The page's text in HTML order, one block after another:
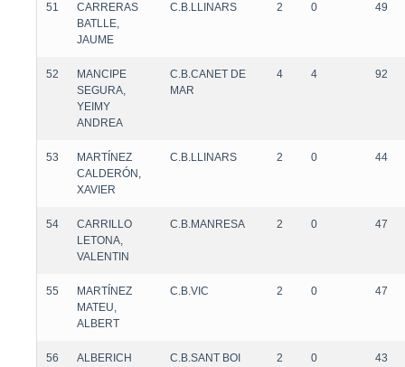
51
CARRERAS
BATLLE,
JAUME
C.B.LLINARS 2 0 49
52
MANCIPE
SEGURA,
YEIMY
ANDREA
C.B.CANET DE
MAR
4 4 92
53
MARTÍNEZ
CALDERÓN,
XAVIER
C.B.LLINARS 2 0 44
54
CARRILLO
LETONA,
VALENTIN
C.B.MANRESA 2 0 47
55
MARTÍNEZ
MATEU,
ALBERT
C.B.VIC 2 0 47
56
ALBERICH
C.B.SANT BOI 2 0 43